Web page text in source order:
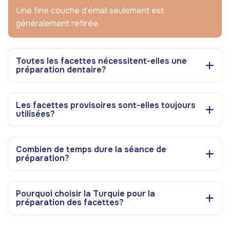
Une fine couche d’émail seulement est
généralement retirée.
Toutes les facettes nécessitent-elles une
préparation dentaire?
Les facettes provisoires sont-elles toujours
utilisées?
Combien de temps dure la séance de
préparation?
Pourquoi choisir la Turquie pour la
préparation des facettes?